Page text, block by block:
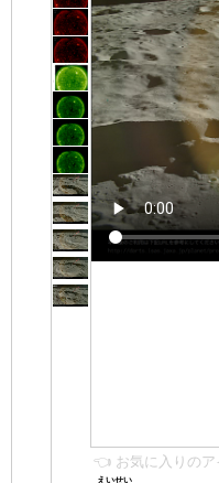
👈 お気に入りのア
えいせい